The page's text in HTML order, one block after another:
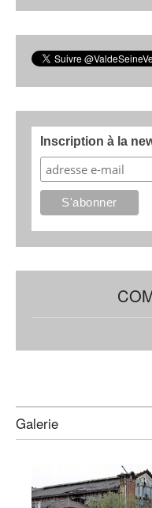
Inscription à la
Galerie